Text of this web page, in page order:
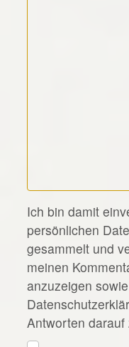
*
Ich bin damit
persönlichen
gesammelt und
meinen
anzuzeigen
Antworten